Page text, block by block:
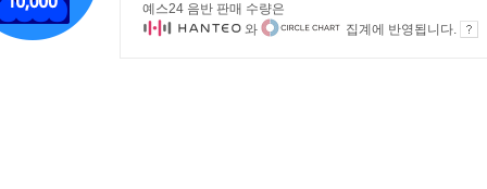
예스24 음반 판매 수량은
와
집계에 반영됩니다.